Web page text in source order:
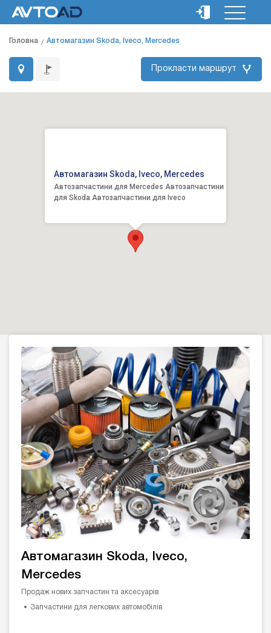
Головна Автомагазин Skoda, Iveco, Mercedes
Прокласти маршрут
Автомагазин Skoda, Iveco, Mercedes
Автозапчастини для Mercedes Автозапчастини
Автомагазин Skoda, Iveco,
Mercedes
Продаж нових запчастин та аксесуарів
Запчастини для легкових автомобілів